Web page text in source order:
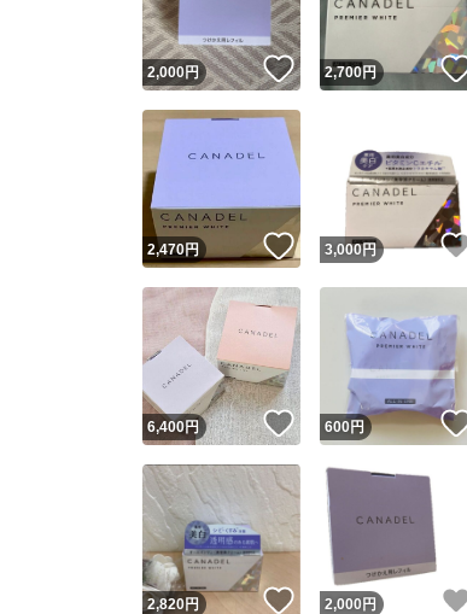
2,000円 いいね！
2,700円
2,470円 いいね！
3,000円
6,400円 いいね！
600円
2,820円 いいね！
2,000 円